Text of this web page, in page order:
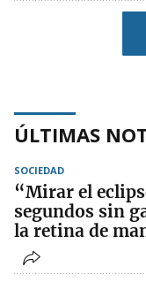
ÚLTIMAS
SOCIEDAD
“Mirar el
segundos sin
la retina de